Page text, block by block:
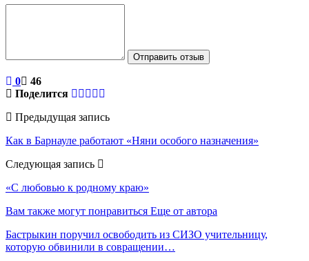
Отправить отзыв
0
46
Поделится
Предыдущая запись
Как в Барнауле работают «Няни особого назначения»
Следующая запись
«С любовью к родному краю»
Вам также могут понравиться Еще от автора
Бастрыкин поручил освободить из СИЗО учительницу,
которую обвинили в совращении…